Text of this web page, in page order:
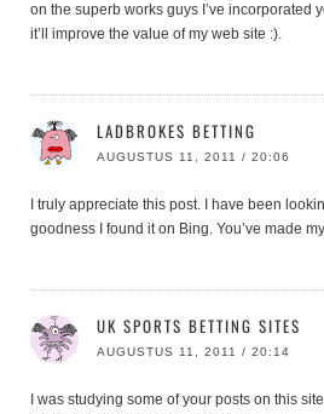
on the superb works guys I’ve incorporated
it’ll improve the value of my web site :).
LADBROKES BETTING
AUGUSTUS 11, 2011 / 20:06
I truly appreciate this post. I have been
goodness I found it on Bing. You’ve made
UK SPORTS BETTING SITES
AUGUSTUS 11, 2011 / 20:14
I was studying some of your posts on this